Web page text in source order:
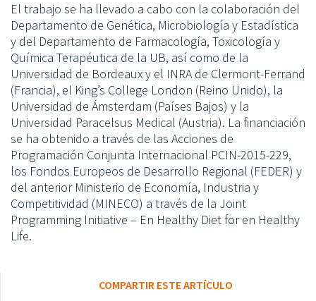
El trabajo se ha llevado a cabo con la colaboración del
Departamento de Genética, Microbiología y Estadística
y del Departamento de Farmacología, Toxicología y
Química Terapéutica de la UB, así como de la
Universidad de Bordeaux y el INRA de Clermont-Ferrand
(Francia), el King’s College London (Reino Unido), la
Universidad de Ámsterdam (Países Bajos) y la
Universidad Paracelsus Medical (Austria). La financiación
se ha obtenido a través de las Acciones de
Programación Conjunta Internacional PCIN-2015-229,
los Fondos Europeos de Desarrollo Regional (FEDER) y
del anterior Ministerio de Economía, Industria y
Competitividad (MINECO) a través de la Joint
Programming Initiative – En Healthy Diet for en Healthy
Life.
COMPARTIR ESTE ARTÍCULO